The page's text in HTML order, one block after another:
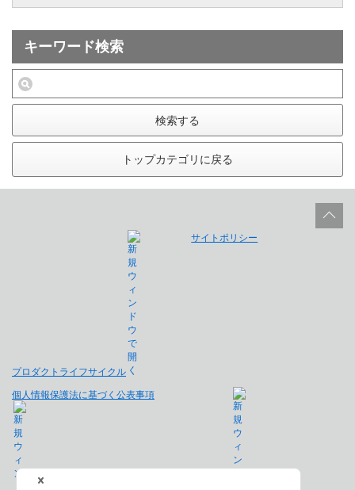
キーワード検索
検索する
トップカテゴリに戻る
プロダクトライフサイクル
サイトポリシー
個人情報保護法に基づく公表事項